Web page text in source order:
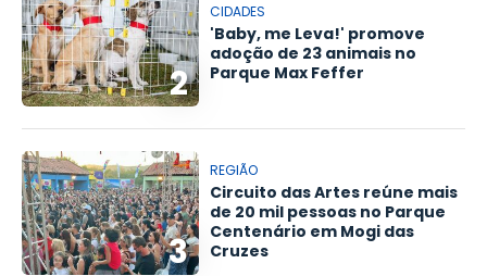
2
CIDADES
'Baby, me Leva!' promove
adoção de 23 animais no
Parque Max Feffer
3
REGIÃO
Circuito das Artes reúne mais
de 20 mil pessoas no Parque
Centenário em Mogi das
Cruzes